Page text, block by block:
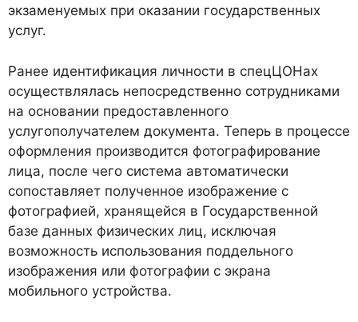
экзаменуемых при оказании государственных
услуг.
Ранее идентификация личности в спецЦОНах
осуществлялась непосредственно сотрудниками
на основании предоставленного
услугополучателем документа. Теперь в процессе
оформления производится фотографирование
лица, после чего система автоматически
сопоставляет полученное изображение с
фотографией, хранящейся в Государственной
базе данных физических лиц, исключая
возможность использования поддельного
изображения или фотографии с экрана
мобильного устройства.